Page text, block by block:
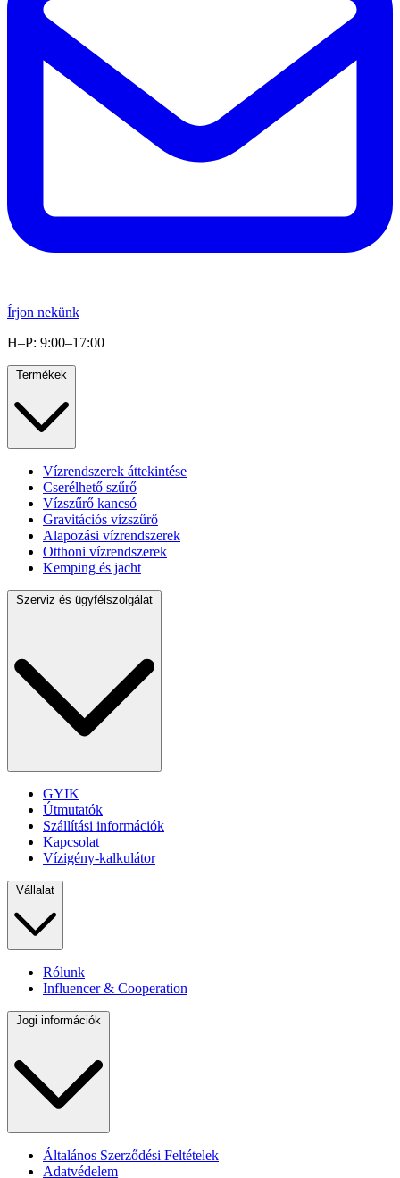
Írjon nekünk
H–P: 9:00–17:00
Termékek
Vízrendszerek áttekintése
Cserélhető szűrő
Vízszűrő kancsó
Gravitációs vízszűrő
Alapozási vízrendszerek
Otthoni vízrendszerek
Kemping és jacht
Szerviz és ügyfélszolgálat
GYIK
Útmutatók
Szállítási információk
Kapcsolat
Vízigény-kalkulátor
Vállalat
Rólunk
Influencer & Cooperation
Jogi információk
Általános Szerződési Feltételek
Adatvédelem